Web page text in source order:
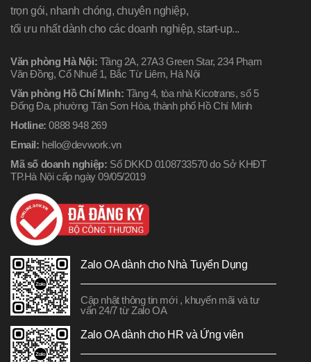
trọn gói, nhanh chóng, chuyên nghiệp,
tối ưu nhất dành cho các doanh nghiệp, start-up...
Văn phòng Hà Nội: Tầng 2A, 27A3 Green Star, 234 Phạm
Văn Đồng, Cổ Nhuế 1, Bắc Từ Liêm, Hà Nội
Văn phòng Hồ Chí Minh: Tầng 4, tòa nhà Kicotrans, số 5
Đống Đa, phường Tân Sơn Hòa, thành phố Hồ Chí Minh
Hotline: 0888 948 269
Email: hello@devwork.vn
Mã số doanh nghiệp: Số DKKD 0108733570 do Sở KHĐT
TP.Hà Nội cấp ngày 09/05/2019
Zalo OA dành cho Nhà Tuyển Dụng
Cập nhật thông tin mới , khuyến mãi và tư
vấn 24/7 từ Zalo OA
Zalo OA dành cho HR và Ứng viên